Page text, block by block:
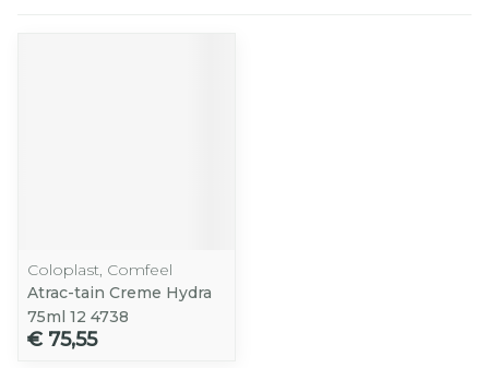
Coloplast, Comfeel
Atrac-tain Creme Hydra
75ml 12 4738
€ 75,55